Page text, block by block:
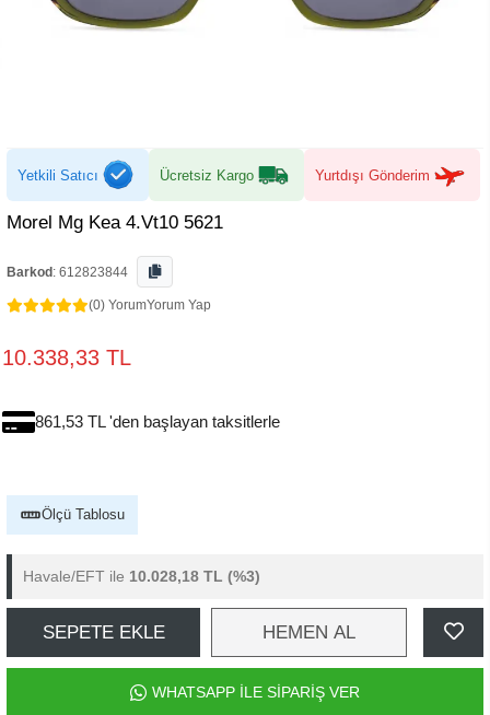
Yetkili Satıcı Ücretsiz Kargo Yurtdışı Gönderim
Morel Mg Kea 4.Vt10 5621
Barkod : 612823844
(0) YorumYorum Yap
10.338,33 TL
861,53 TL 'den başlayan taksitlerle
Ölçü Tablosu
Havale/EFT ile 10.028,18 TL (%3)
SEPETE EKLE HEMEN AL
WHATSAPP İLE SİPARİŞ VER